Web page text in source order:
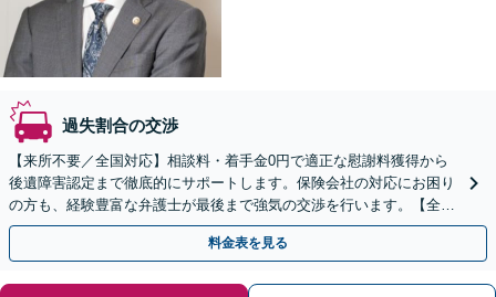
過失割合の交渉
【来所不要／全国対応】相談料・着手金0円で適正な慰謝料獲得から
後遺障害認定まで徹底的にサポートします。保険会社の対応にお困り
の方も、経験豊富な弁護士が最後まで強気の交渉を行います。【全国
13拠点】お気軽にご相談ください。
料金表を見る